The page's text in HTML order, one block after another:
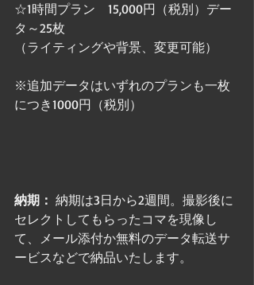
☆1時間プラン　15,000円（税別）デー
タ～25枚
（ライティングや背景、変更可能）
※追加データはいずれのプランも一枚
につき1000円（税別）
納期： 納期は3日から2週間。撮影後に
セレクトしてもらったコマを現像し
て、メール添付か無料のデータ転送サ
ービスなどで納品いたします。